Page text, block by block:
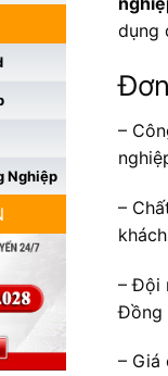
Nghiệp
dụng
–
–
– Đội
Đồng
– Giá